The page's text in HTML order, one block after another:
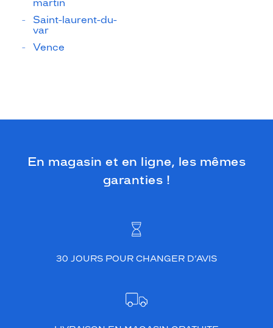
martin
Saint-laurent-du-
var
Vence
En magasin et en ligne, les mêmes
garanties !
30 JOURS POUR CHANGER D’AVIS